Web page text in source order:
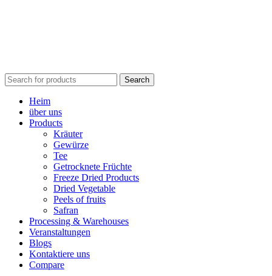
Search
Heim
über uns
Products
Kräuter
Gewürze
Tee
Getrocknete Früchte
Freeze Dried Products
Dried Vegetable
Peels of fruits
Safran
Processing & Warehouses
Veranstaltungen
Blogs
Kontaktiere uns
Compare